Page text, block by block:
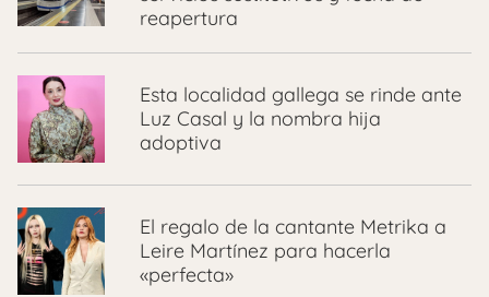
reapertura
Esta localidad gallega se rinde ante
Luz Casal y la nombra hija
adoptiva
El regalo de la cantante Metrika a
Leire Martínez para hacerla
«perfecta»